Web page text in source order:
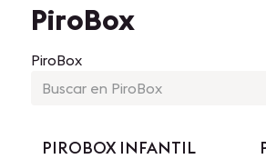
PiroBox
PiroBox
PIROBOX INFANTIL